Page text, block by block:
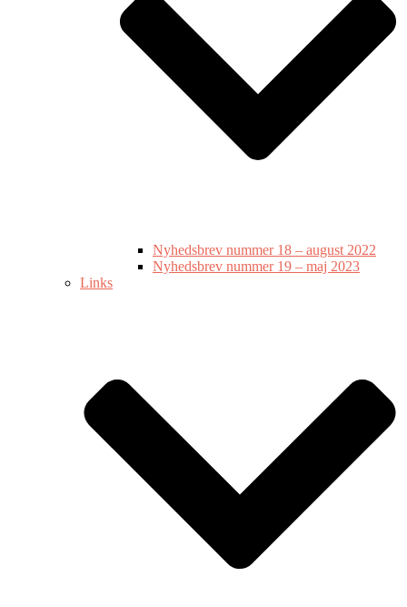
Nyhedsbrev nummer 18 – august 2022
Nyhedsbrev nummer 19 – maj 2023
Links